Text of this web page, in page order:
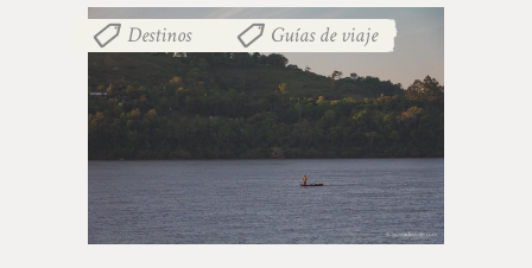
Destinos Guías de viaje